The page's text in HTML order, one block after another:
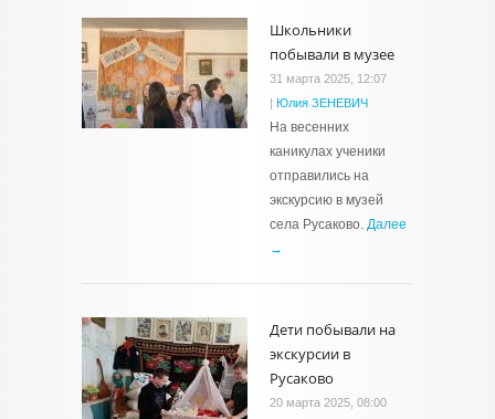
Школьники
побывали в музее
31 марта 2025, 12:07
| Юлия ЗЕНЕВИЧ
На весенних
каникулах ученики
отправились на
экскурсию в музей
села Русаково. Далее
→
Дети побывали на
экскурсии в
Русаково
20 марта 2025, 08:00